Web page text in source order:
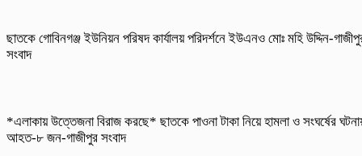
ছাতকে গোবিনগঞ্জ ইউনিয়ন পরিষদ কার্যালয় পরিদর্শনে ইউএনও মোঃ মহি উদ্দিন-
সংবাদ
*এলাকায় উত্তেজনা বিরাজ করছে* ছাতকে পাওনা টাকা নিয়ে হামলা ও সংঘর্ষের
আহত-৮ জন-গাজীপুর সংবাদ